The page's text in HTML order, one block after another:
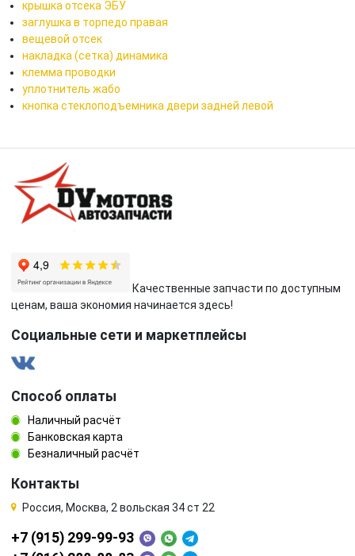
крышка отсека ЭБУ
заглушка в торпедо правая
вещевой отсек
накладка (сетка) динамика
клемма проводки
уплотнитель жабо
кнопка стеклоподъемника двери задней левой
Качественные запчасти по доступным
ценам, ваша экономия начинается здесь!
Социальные сети и маркетплейсы
Способ оплаты
Наличный расчёт
Банковская карта
Безналичный расчёт
Контакты
Россия, Москва, 2 вольская 34 ст 22
+7 (915) 299-99-93